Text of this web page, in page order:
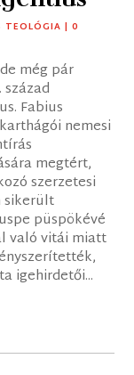
TEOLÓGIA | 0
még pár
Fabius
nemesi
megtért,
szerzetesi
sikerült
püspökévé
való vitái miatt
igehirdetői...